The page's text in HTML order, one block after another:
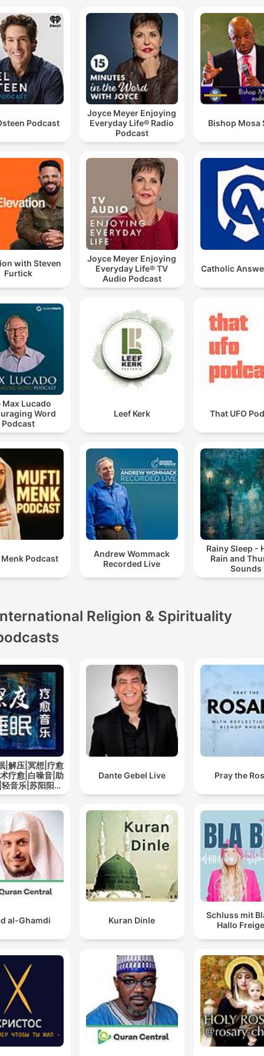
Podcast
Joyce Meyer Enjoying
Everyday Life® Radio
Podcast
Bishop Mosa
with Steven
Furtick
Joyce Meyer Enjoying
Everyday Life® TV
Audio Podcast
Catholic
Max Lucado
Word
Podcast
Leef Kerk That UFO
Podcast
Andrew Wommack
Recorded Live
Rainy Sleep -
Rain and
Sounds
Religion & Spirituality
|解压|冥想|疗愈
疗愈|白噪音|助
音乐|苏阳阳频
道
Dante Gebel Live Pray the
al-Ghamdi Kuran Dinle
Schluss mit
Hallo